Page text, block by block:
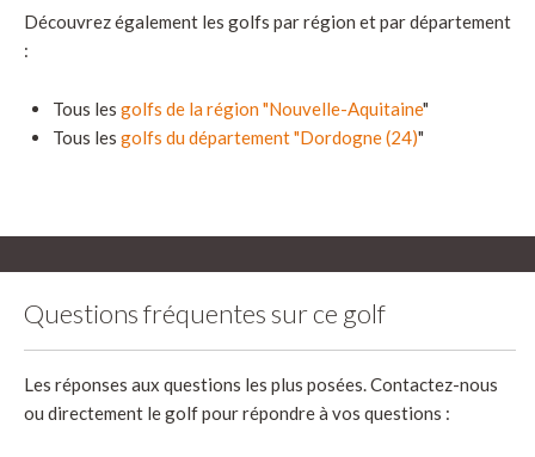
Découvrez également les golfs par région et par département
:
Tous les golfs de la région "Nouvelle-Aquitaine"
Tous les golfs du département "Dordogne (24)"
Questions fréquentes sur ce golf
Les réponses aux questions les plus posées. Contactez-nous
ou directement le golf pour répondre à vos questions :